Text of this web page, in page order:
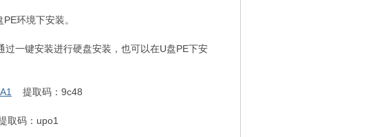
环境下安装。
一键安装进行硬盘安装，也可以在U盘PE下安
提取码：9c48
码：upo1